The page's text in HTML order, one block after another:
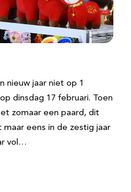
nieuw jaar niet op 1
dinsdag 17 februari. Toen
zomaar een paard, dit
maar eens in de zestig jaar
vol…